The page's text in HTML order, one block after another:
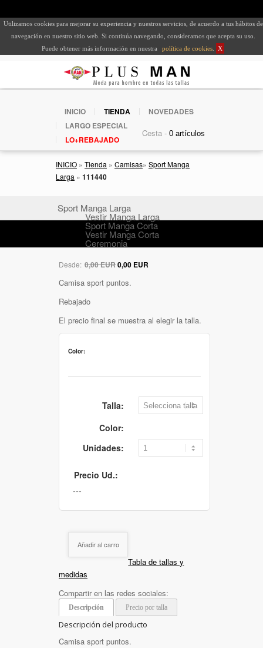
Utilizamos cookies para mejorar su experiencia y nuestros servicios, de acuerdo a tus hábitos de
navegación en nuestro sitio web. Si continúa navegando, consideramos que acepta su uso.
Puede obtener más información en nuestra
política de cookies X
INICIO TIENDA
NOVEDADES
LARGO ESPECIAL
LO+REBAJADO
Cesta -
INICIO » Tienda » Camisas» Sport Manga
Larga » 111440
Sport Manga Larga
Vestir Manga Larga
Sport Manga Corta
Vestir Manga Corta
Ceremonia
Desde: 0,00 EUR0,00 EUR
Camisa sport puntos.
Rebajado
El precio final se muestra al elegir la talla.
Color:
Talla:
Color:
Unidades:
Precio Ud.:
Añadir al carro
Tabla de tallas y
medidas
Compartir en las redes sociales:
Descripción Precio por talla
Descripción del producto
Camisa sport puntos.